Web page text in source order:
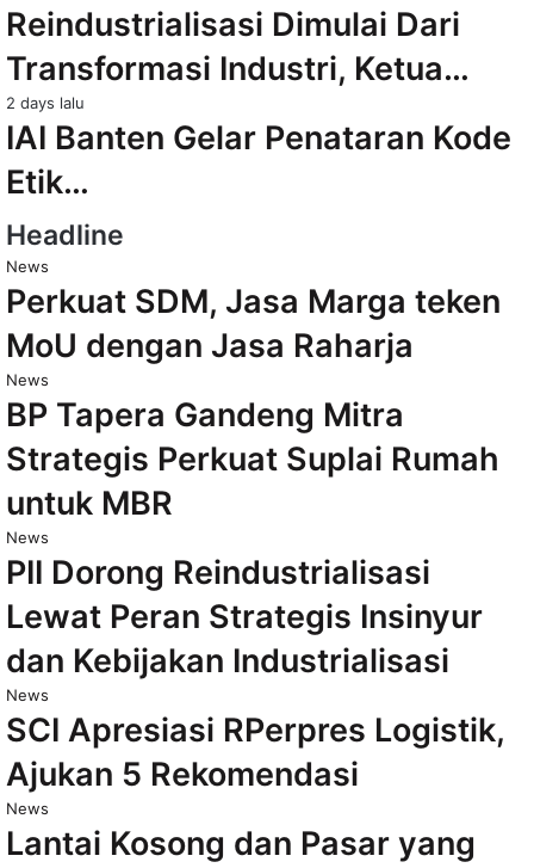
Reindustrialisasi Dimulai Dari
Transformasi Industri, Ketua…
2 days lalu
IAI Banten Gelar Penataran Kode
Etik…
Headline
News
Perkuat SDM, Jasa Marga teken
MoU dengan Jasa Raharja
News
BP Tapera Gandeng Mitra
Strategis Perkuat Suplai Rumah
untuk MBR
News
PII Dorong Reindustrialisasi
Lewat Peran Strategis Insinyur
dan Kebijakan Industrialisasi
News
SCI Apresiasi RPerpres Logistik,
Ajukan 5 Rekomendasi
News
Lantai Kosong dan Pasar yang